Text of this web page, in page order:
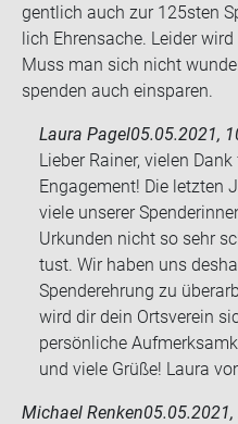
gent­lich auch zur 125sten
lich Eh­ren­sa­che. Lei­der
Muss man sich nicht
spen­den auch ein­spa­ren.
Laura Pagel05.05.2021,
Lieber Rainer, vielen
Engagement! Die letzten
viele unserer
Urkunden nicht so sehr
tust. Wir haben uns
Spenderehrung zu
wird dir dein Ortsverein
persönliche
und viele Grüße! Laura
Michael Renken